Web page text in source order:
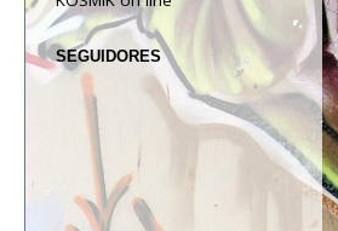
SEGUIDORES